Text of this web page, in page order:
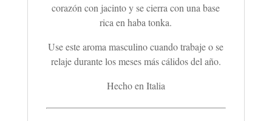
corazón con jacinto y se cierra con una base
rica en haba tonka.
Use este aroma masculino cuando trabaje o se
relaje durante los meses más cálidos del año.
Hecho en Italia